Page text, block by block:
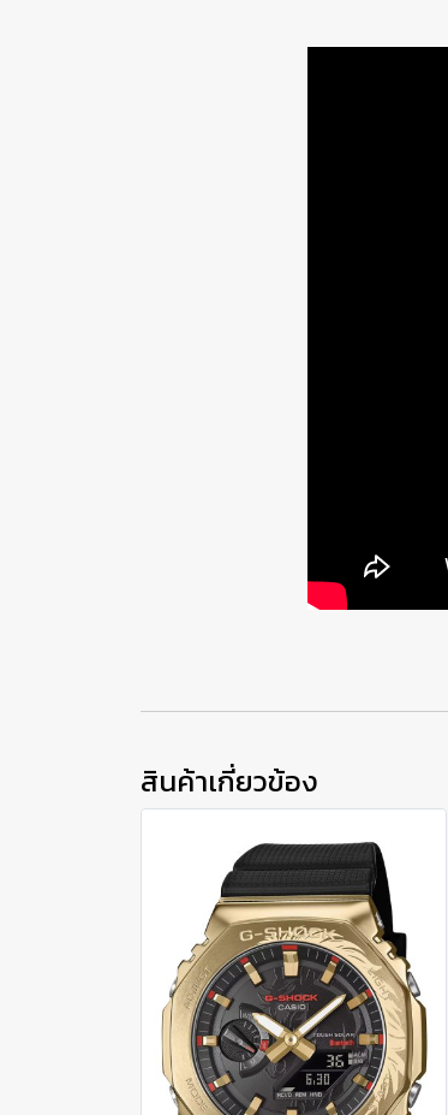
สินค้าเกี่ยวข้อง